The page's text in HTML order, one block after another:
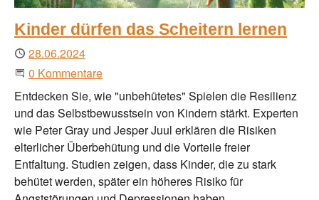
Kinder dürfen das Scheitern lernen
Publiziert
28.06.2024
Beginne eine Unterhaltung
0 Kommentare
Entdecken Sie, wie "unbehütetes" Spielen die Resilienz
und das Selbstbewusstsein von Kindern stärkt. Experten
wie Peter Gray und Jesper Juul erklären die Risiken
elterlicher Überbehütung und die Vorteile freier
Entfaltung. Studien zeigen, dass Kinder, die zu stark
behütet werden, später ein höheres Risiko für